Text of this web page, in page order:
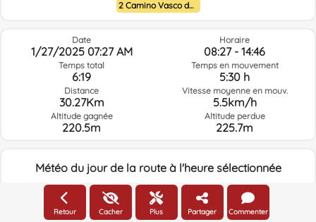
2 Camino Vasco del interior
Date
1/27/2025 07:27 AM
Temps total
6:19
Distance
30.27Km
Altitude gagnée
220.5m
Horaire
08:27 - 14:46
Temps en mouvement
5:30 h
Vitesse moyenne en mouv.
5.5km/h
Altitude perdue
225.7m
Météo du jour de la route à l'heure sélectionnée
07:00
Retour Cacher Plus Partager Commenter